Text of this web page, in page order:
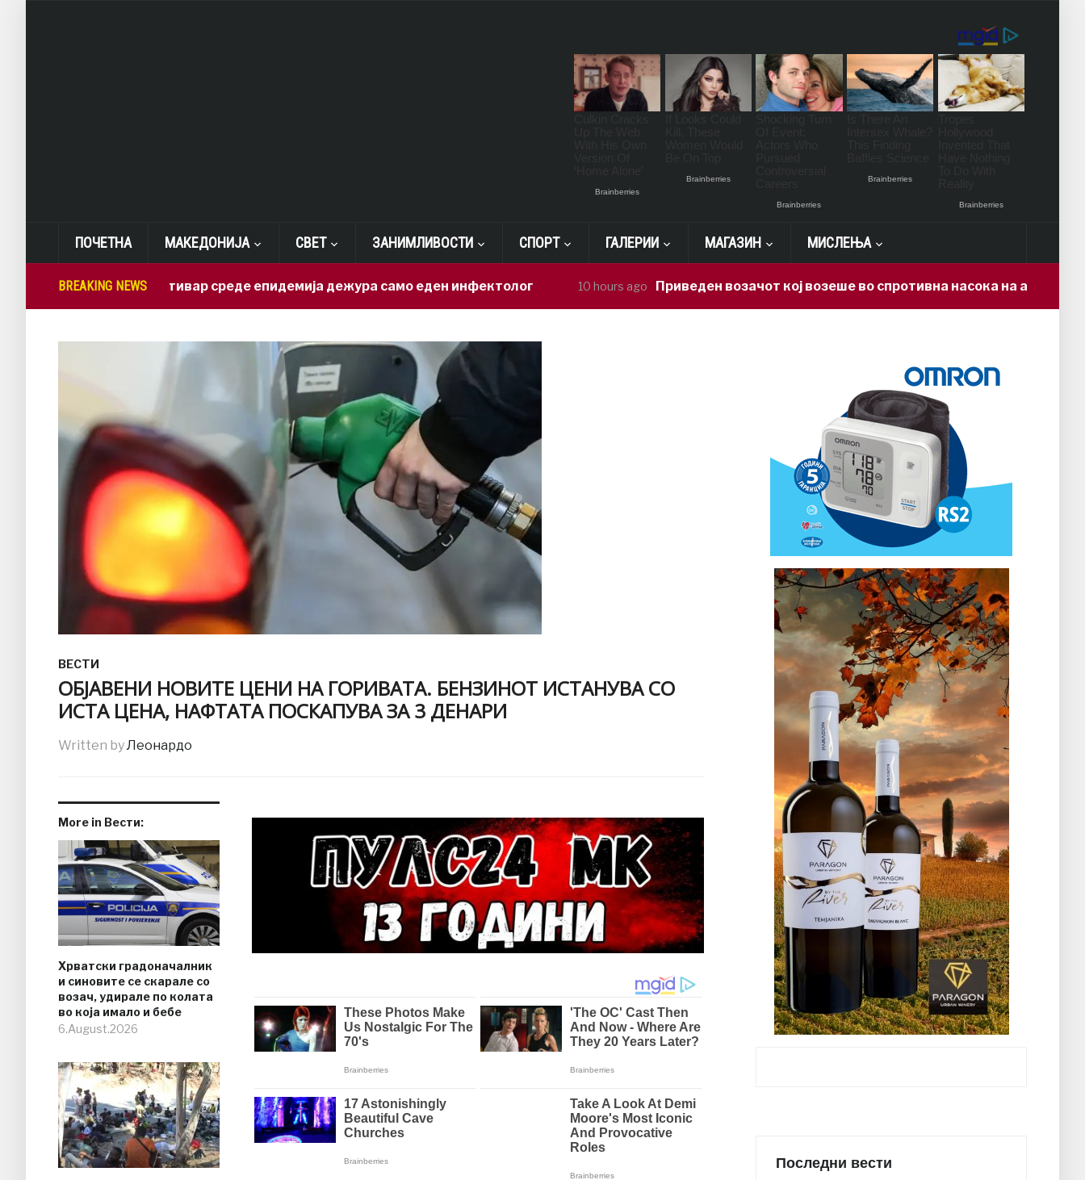
ПОЧЕТНА МАКЕДОНИЈА СВЕТ ЗАНИМЛИВОСТИ СПОРТ ГАЛЕРИИ МАГАЗИН МИСЛЕЊА
BREAKING NEWS
СДСМ: Во Гостивар среде епидемија дежура само еден инфектолог 10 hours ago Приведен возачот кој возеше во спротивна насока на автопатот
ВЕСТИ
ОБЈАВЕНИ НОВИТЕ ЦЕНИ НА ГОРИВАТА. БЕНЗИНОТ ИСТАНУВА СО
ИСТА ЦЕНА, НАФТАТА ПОСКАПУВА ЗА 3 ДЕНАРИ
Written byЛеонардо
More in Вести:
Хрватски градоначалник
и синовите се скарале со
возач, удирале по колата
во која имало и бебе
6.August.2026
Последни вести